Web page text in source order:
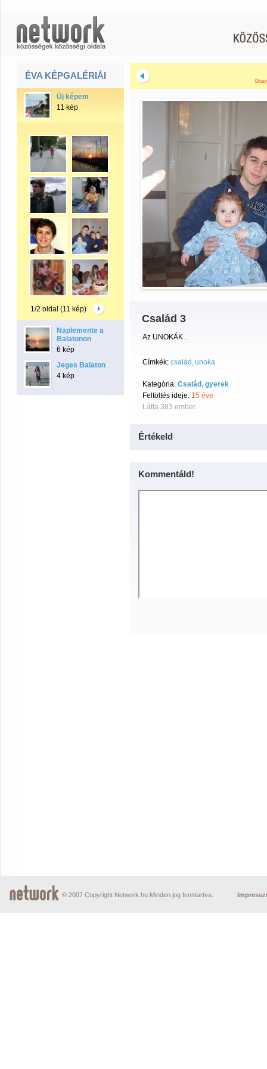
ÉVA KÉPGALÉRIÁI
Új képem
11 kép
1/2 oldal (11 kép)
Naplemente a
Balatonon
6 kép
Jeges Balaton
4 kép
Család 3
Az UNOKÁK .
Címkék: család unoka
Kategória: Család, gyerek
Feltöltés ideje: 15 éve
Látta 383 ember.
Értékeld
Kommentáld!
© 2007 Copyright Network.hu Minden jog fenntartva.